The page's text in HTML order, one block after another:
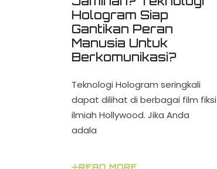
Hologram Siap
Gantikan Peran
Manusia Untuk
Berkomunikasi?
Teknologi Hologram seringkali
dapat dilihat di berbagai film fiksi
ilmiah Hollywood. Jika Anda
adala